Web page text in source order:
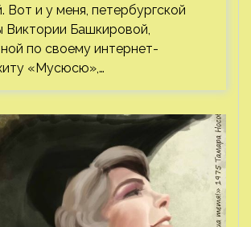
Вот и у меня, петербургской
Виктории Башкировой,
по своему интернет-
«Мусюсю»,…